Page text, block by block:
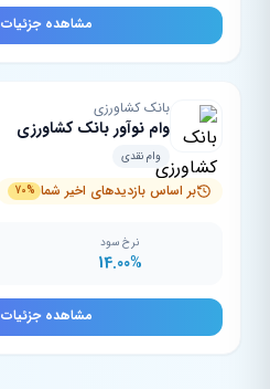
مشاهده جزئیات
بانک کشاورزی
وام نوآور بانک کشاورزی
وام نقدی
بر اساس بازدیدهای اخیر شما 70%
نرخ سود
14.00%
مشاهده جزئیات